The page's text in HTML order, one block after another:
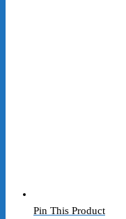
Pin This Product